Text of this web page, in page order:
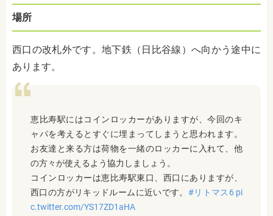
場所
西口の改札外です。地下鉄（日比谷線）へ向かう途中に
あります。
恵比寿駅にはコインロッカーがありますが、今回のキ
ャパを考えるとすぐに埋まってしまうと思われます。
お友達と来る方は荷物を一緒のロッカーに入れて、他
の方々が使えるよう協力しましょう。
コインロッカーは恵比寿駅東口、西口にありますが、
西口の方がリキッドルームに近いです。 #リトマス6 pi
c.twitter.com/YS17ZD1aHA